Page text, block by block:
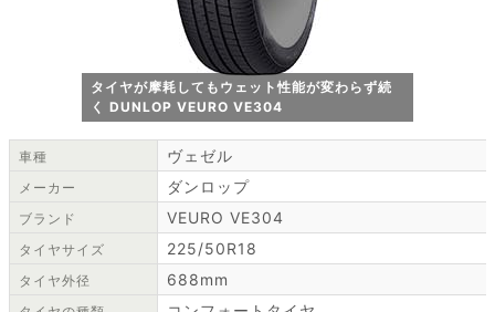
タイヤが摩耗してもウェット性能が変わらず続
く DUNLOP VEURO VE304
車種 ヴェゼル
メーカー ダンロップ
ブランド VEURO VE304
タイヤサイズ 225/50R18
タイヤ外径 688mm